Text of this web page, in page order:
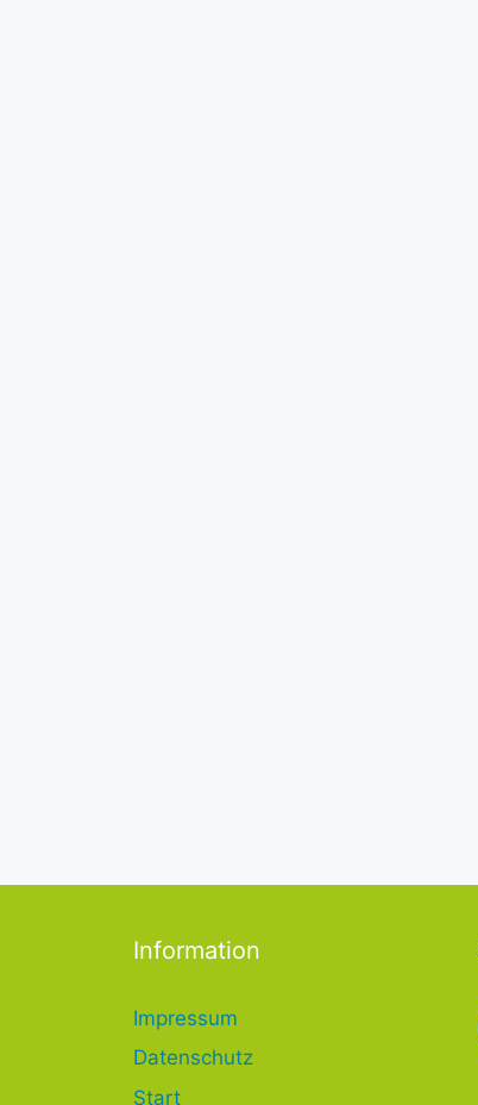
Information
Impressum
Datenschutz
Start